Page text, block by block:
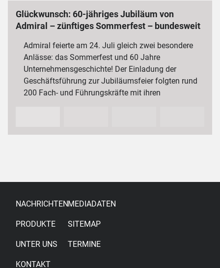
Glückwunsch: 60-jähriges Jubiläum von
Admiral – zünftiges Sommerfest – bundesweit
Admiral feierte am 24. Juli gleich zwei besondere
Anlässe: das Sommerfest und 60 Jahre
Unternehmensgeschichte! Der Einladung der
Geschäftsführung zur Jubiläumsfeier folgten rund
200 Fach- und Führungskräfte mit ihren
NACHRICHTEN
PRODUKTE
UNTER UNS
KONTAKT
MEDIADATEN
SITEMAP
TERMINE